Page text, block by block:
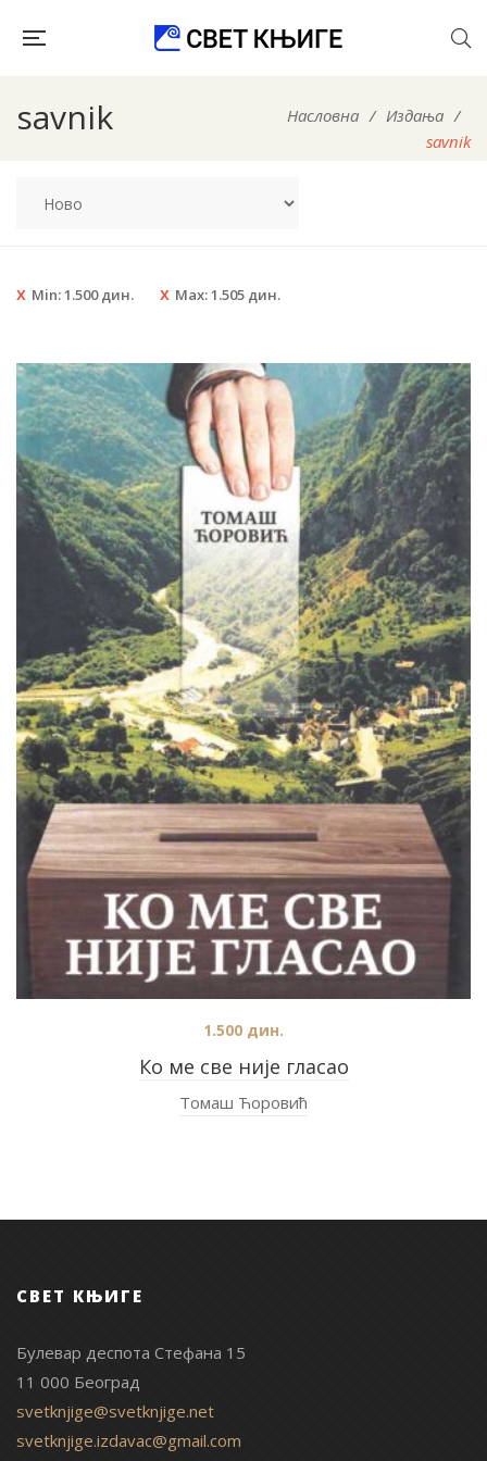
savnik Насловна / Издања /
savnik
Min:1.500дин. Max:1.505 дин.
Ко ме све није гласао
1.500 дин.
Томаш Ћоровић
СВЕТ КЊИГЕ
Булевар деспота Стефана 15
11 000 Београд
svetknjige@svetknjige.net
svetknjige.izdavac@gmail.com